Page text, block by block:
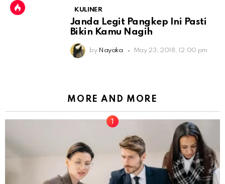
KULINER
Janda Legit Pangkep Ini Pasti
Bikin Kamu Nagih
by Nayaka May 23, 2018, 12:00 pm
MORE AND MORE